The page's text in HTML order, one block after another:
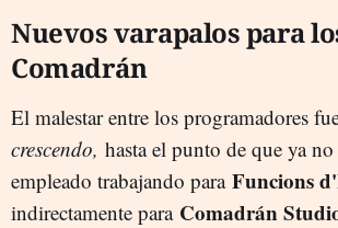
Nuevos varapalos para
Comadrán
El malestar entre los programadores
crescendo, hasta el punto de que ya
empleado trabajando para Funcions
indirectamente para Comadrán